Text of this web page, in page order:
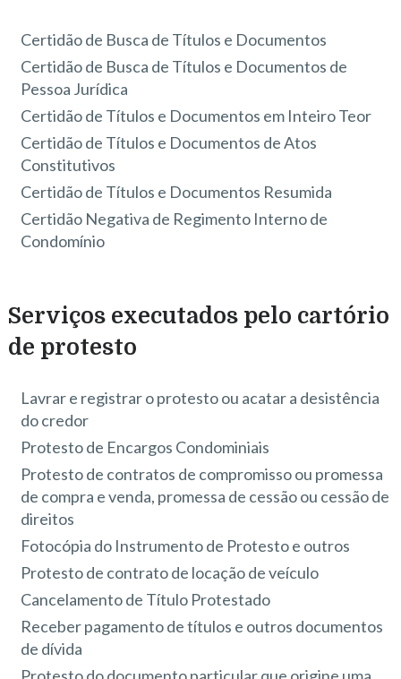
Certidão de Busca de Títulos e Documentos
Certidão de Busca de Títulos e Documentos de
Pessoa Jurídica
Certidão de Títulos e Documentos em Inteiro Teor
Certidão de Títulos e Documentos de Atos
Constitutivos
Certidão de Títulos e Documentos Resumida
Certidão Negativa de Regimento Interno de
Condomínio
Serviços executados pelo cartório
de protesto
Lavrar e registrar o protesto ou acatar a desistência
do credor
Protesto de Encargos Condominiais
Protesto de contratos de compromisso ou promessa
de compra e venda, promessa de cessão ou cessão de
direitos
Fotocópia do Instrumento de Protesto e outros
Protesto de contrato de locação de veículo
Cancelamento de Título Protestado
Receber pagamento de títulos e outros documentos
de dívida